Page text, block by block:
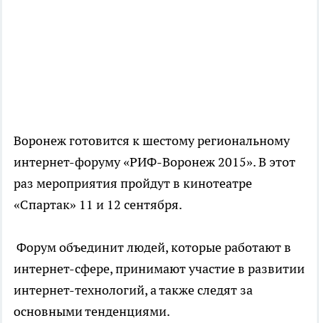
Воронеж готовится к шестому региональному
интернет-форуму «РИФ-Воронеж 2015». В этот
раз мероприятия пройдут в кинотеатре
«Спартак» 11 и 12 сентября.
Форум объединит людей, которые работают в
интернет-сфере, принимают участие в развитии
интернет-технологий, а также следят за
основными тенденциями.